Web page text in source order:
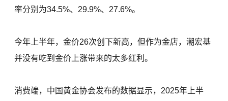
率分别为34.5%、29.9%、27.6%。
今年上半年，金价26次创下新高，但作为金店，潮宏基
并没有吃到金价上涨带来的太多红利。
消费端，中国黄金协会发布的数据显示，2025年上半